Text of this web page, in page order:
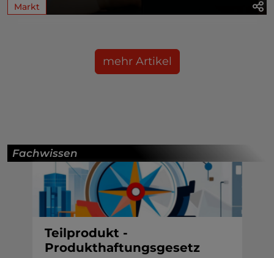
Markt
mehr Artikel
Fachwissen
Teilprodukt -
Produkthaftungsgesetz